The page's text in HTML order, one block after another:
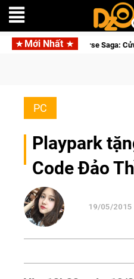
Mới Nhất
Beta Norse Saga: Cửu Giới
PC
Playpark
Code Đảo
19/05/2015